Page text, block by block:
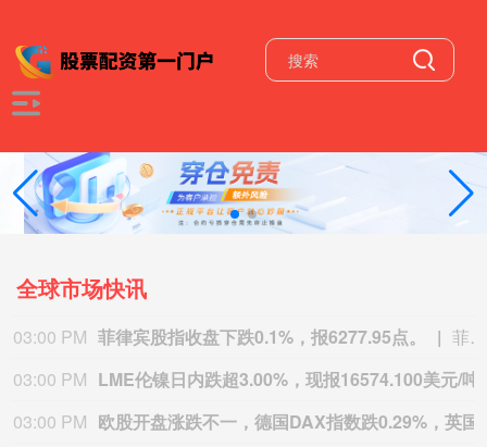
全球市场快讯
03:00 PM 菲律宾股指收盘下跌0.1%，报6277.95点。
菲律宾股指收盘下跌0.1%，报6277.95点。
03:00 PM
03:00 PM